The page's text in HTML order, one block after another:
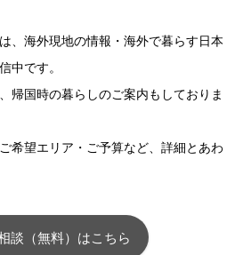
、海外現地の情報・海外で暮らす日本
中です。
帰国時の暮らしのご案内もしておりま
希望エリア・ご予算など、詳細とあわ
談（無料）はこちら